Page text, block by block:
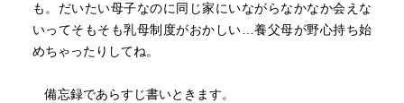
も。だいたい母子なのに同じ家にいながらなかなか会えな
いってそもそも乳母制度がおかしい…養父母が野心持ち始
めちゃったりしてね。
備忘録であらすじ書いときます。